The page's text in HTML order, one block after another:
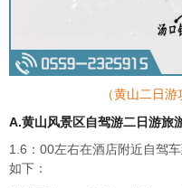
（黄山二日
A.黄山风景区自驾游二日游旅
1.6：00左右在酒店附近自驾
如下：